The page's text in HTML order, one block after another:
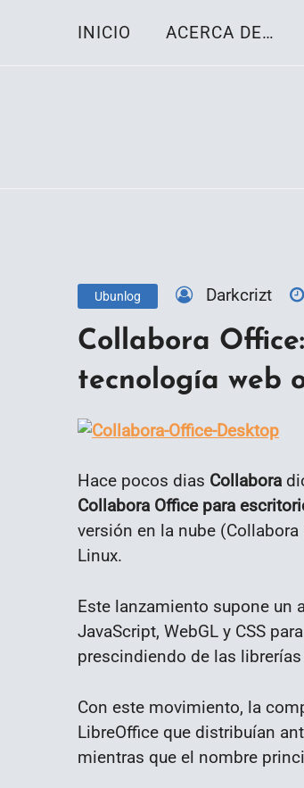
INICIO ACERCA DE…
Ubunlog Darkcrizt
Collabora
tecnología web
Hace pocos dias Collabora
Collabora Office para
versión en la nube
Linux.
Este lanzamiento supone un
JavaScript, WebGL y CSS
prescindiendo de las
Con este movimiento, la
LibreOffice que distribuían
mientras que el nombre